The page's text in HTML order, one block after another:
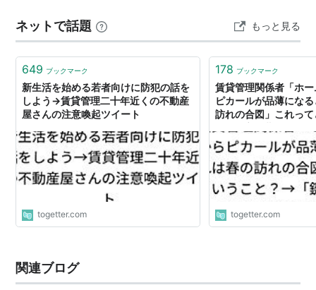
ネットで話題 もっと見る
649 ブックマーク
新生活を始める若者向けに防犯の話を
しよう→賃貸管理二十年近くの不動産
屋さんの注意喚起ツイート
togetter.com
178 ブックマーク
賃貸管理関係者「ホ
ピカールが品薄にな
訪れの合図」これっ
話だった
togetter.com
関連ブログ